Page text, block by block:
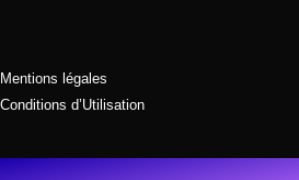
Mentions légales
Conditions d’Utilisation